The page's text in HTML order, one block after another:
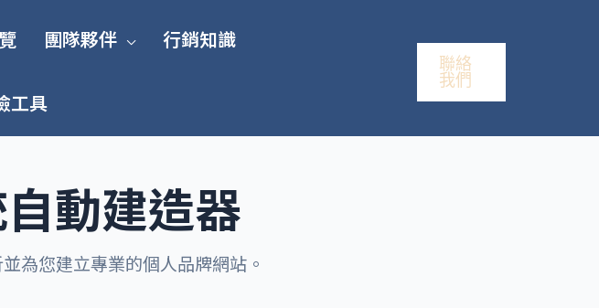
團隊夥伴 行銷知識
工具
聯絡
我們
動建造器
為您建立專業的個人品牌網站。